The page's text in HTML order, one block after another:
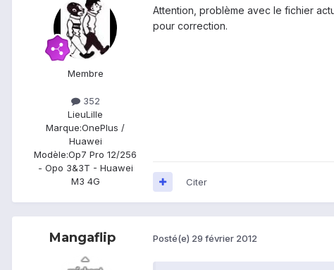
Membre
352
LieuLille
Marque:OnePlus /
Huawei
Modèle:Op7 Pro 12/256
- Opo 3&3T - Huawei
M3 4G
Attention, problème avec le fichier
pour correction.
Citer
Mangaflip Posté(e) 29 février 2012